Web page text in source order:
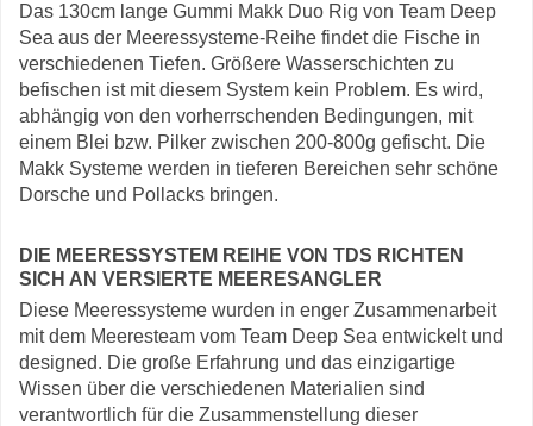
Das 130cm lange Gummi Makk Duo Rig von Team Deep
Sea aus der Meeressysteme-Reihe findet die Fische in
verschiedenen Tiefen. Größere Wasserschichten zu
befischen ist mit diesem System kein Problem. Es wird,
abhängig von den vorherrschenden Bedingungen, mit
einem Blei bzw. Pilker zwischen 200-800g gefischt. Die
Makk Systeme werden in tieferen Bereichen sehr schöne
Dorsche und Pollacks bringen.
DIE MEERESSYSTEM REIHE VON TDS RICHTEN
SICH AN VERSIERTE MEERESANGLER
Diese Meeressysteme wurden in enger Zusammenarbeit
mit dem Meeresteam vom Team Deep Sea entwickelt und
designed. Die große Erfahrung und das einzigartige
Wissen über die verschiedenen Materialien sind
verantwortlich für die Zusammenstellung dieser